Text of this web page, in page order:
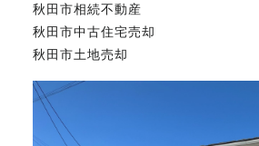
秋田市相続不動産
秋田市中古住宅売却
秋田市土地売却